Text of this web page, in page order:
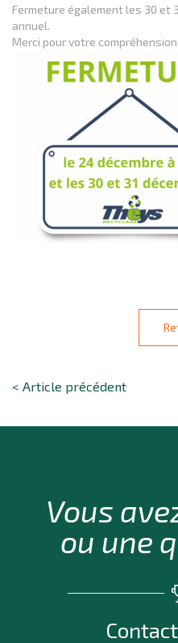
Fermeture également les 30 et
annuel.
Merci pour votre compréhension
< Article précédent
Vous
ou une